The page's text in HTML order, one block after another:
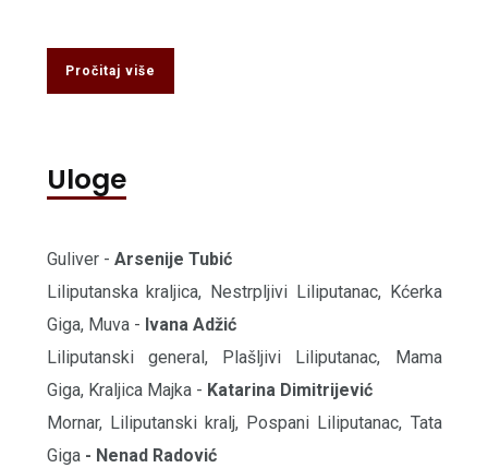
Pročitaj više
Uloge
Guliver - Arsenije Tubić
Liliputanska kraljica, Nestrpljivi Liliputanac, Kćerka
Giga, Muva - Ivana Adžić
Liliputanski general, Plašljivi Liliputanac, Mama
Giga, Kraljica Majka - Katarina Dimitrijević
Mornar, Liliputanski kralj, Pospani Liliputanac, Tata
Giga - Nenad Radović